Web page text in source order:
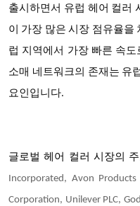
출시하면서 유럽 헤어 컬러
이 가장 많은 시장 점유율을
럽 지역에서 가장 빠른 속
소매 네트워크의 존재는 유
요인입니다.
글로벌 헤어 컬러 시장의
Incorporated, Avon Products
Corporation, Unilever PLC,